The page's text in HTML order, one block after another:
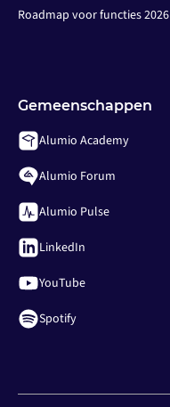
Roadmap voor functies 2026
Gemeenschappen
Alumio Academy
Alumio Forum
Alumio Pulse
LinkedIn
YouTube
Spotify